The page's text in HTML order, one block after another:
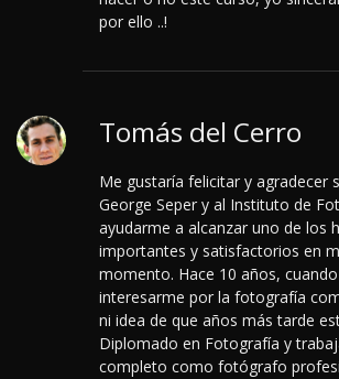
por ello ..!
Tomás del Cerro
Me gustaría felicitar y agradecer
George Seper y al Instituto de
ayudarme a alcanzar uno de los
importantes y satisfactorios en
momento. Hace 10 años,
interesarme por la fotografía
ni idea de que años más tarde
Diplomado en Fotografía y
completo como fotógrafo